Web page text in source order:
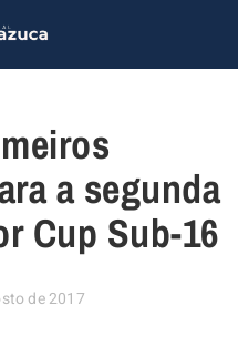
a segunda
Cup Sub-16
de 2017